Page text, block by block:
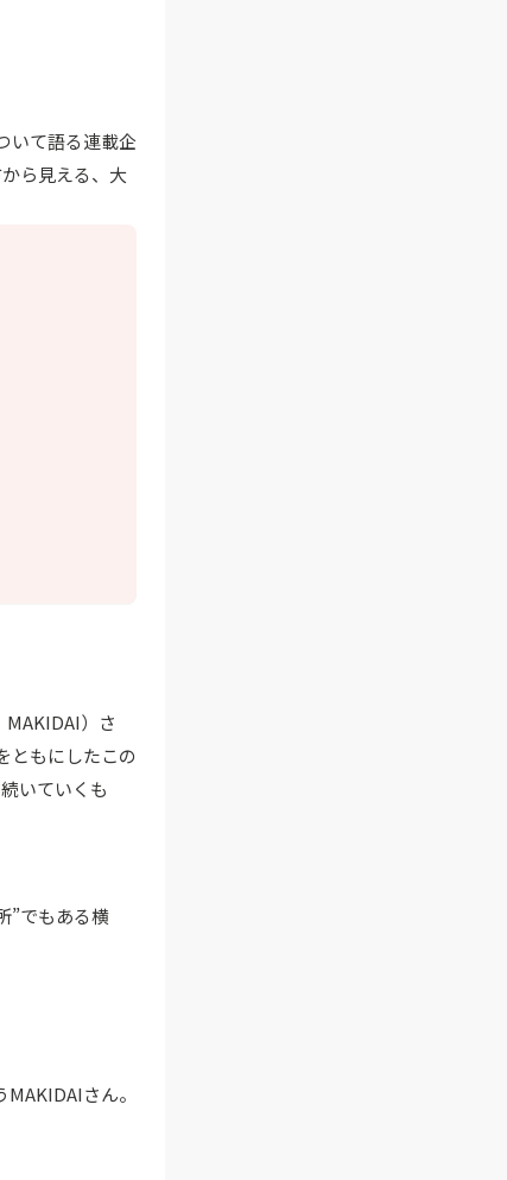
いて語る連載企
ら見える、大
）さ
ともにしたこの
いていくも
”でもある横
さん。